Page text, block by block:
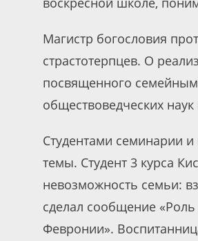
Магистр богословия
страстотерпцев. О
посвященного семейным
обществоведческих
Студентами семинарии
темы. Студент 3 курса
невозможность семьи:
сделал сообщение
Февронии».